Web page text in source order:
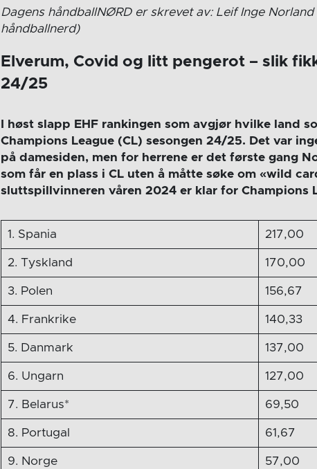
Dagens håndballNØRD er skrevet av: Leif Inge
håndballnerd)
Elverum, Covid og litt pengerot – slik
24/25
I høst slapp EHF rankingen som avgjør hvilke land
Champions League (CL) sesongen 24/25. Det var
på damesiden, men for herrene er det første gang
som får en plass i CL uten å måtte søke om «wild
sluttspillvinneren våren 2024 er klar for Champions
1. Spania 217,00
2. Tyskland 170,00
3. Polen 156,67
4. Frankrike 140,33
5. Danmark 137,00
6. Ungarn 127,00
7. Belarus* 69,50
8. Portugal 61,67
9. Norge 57,00